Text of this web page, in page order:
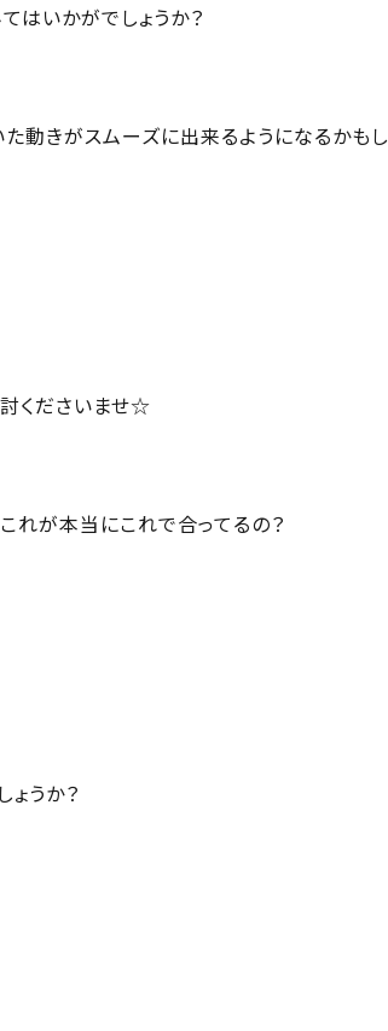
はいかがでしょうか？
動きがスムーズに出来るようになるかもし
くださいませ☆
れが本当にこれで合ってるの？
うか？